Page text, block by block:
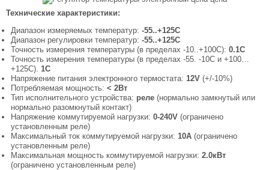
Технические характеристики:
Диапазон измеряемых температур: -55..+125С
Диапазон регулировки температур: -55..+125С
Точность измерения температуры (в пределах -10..+100С): 0.1С
Точность измерения температуры (в пределах -55. -10С и +100…
+125С). 1С
Напряжение питания электронного термостата: 12V(+/-10%)
Потребляемая мощность: < 2Вт
Тип исполнительного устройства: реле(нормально замкнутый или
нормально разомкнутый контакт)
Напряжение коммутируемой нагрузки: 0-240V(ограничено
установленным реле)
Максимальный ток коммутируемой нагрузки: 10А(ограничено
установленным реле)
Максимальная мощность коммутируемой нагрузки: 2.0кВт
(ограничено установленным реле)